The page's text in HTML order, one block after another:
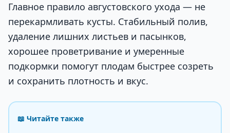
Главное правило августовского ухода — не
перекармливать кусты. Стабильный полив,
удаление лишних листьев и пасынков,
хорошее проветривание и умеренные
подкормки помогут плодам быстрее созреть
и сохранить плотность и вкус.
📖 Читайте также